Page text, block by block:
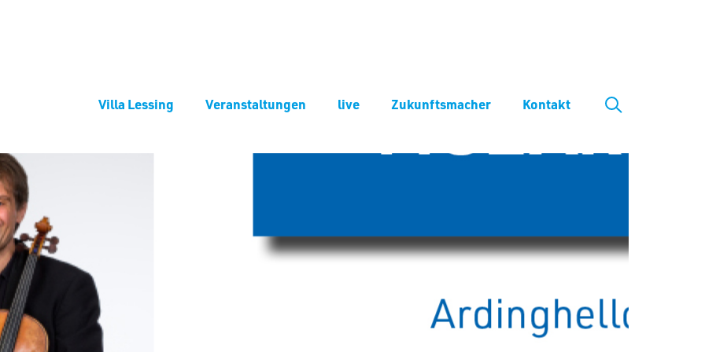
Villa Lessing Veranstaltungen live Zukunftsmacher Kontakt